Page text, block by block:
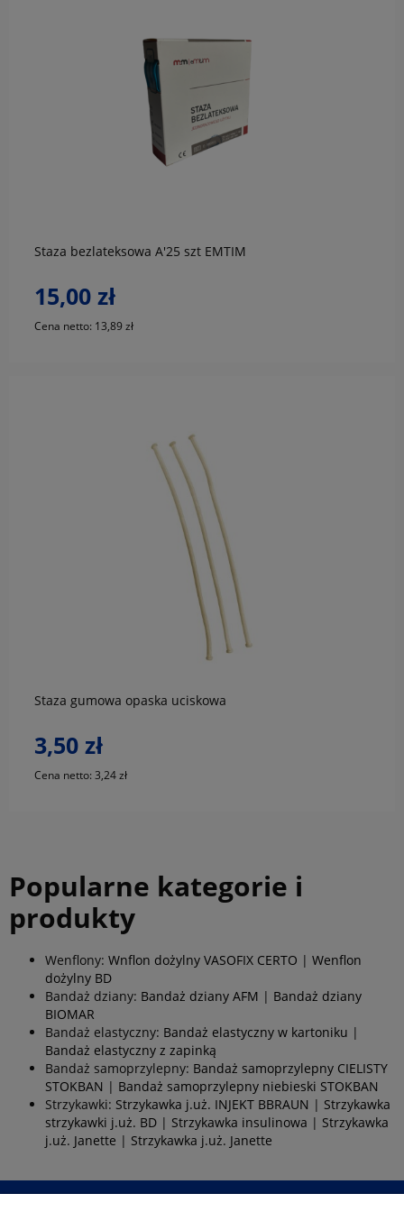
Staza bezlateksowa A'25 szt EMTIM
15,00 zł
Cena netto: 13,89 zł
Staza gumowa opaska uciskowa
3,50 zł
Cena netto: 3,24 zł
do koszyka
Popularne kategorie i
produkty
Wenflony: Wnflon dożylny VASOFIX CERTO | Wenflon
dożylny BD
Bandaż dziany: Bandaż dziany AFM | Bandaż dziany
BIOMAR
Bandaż elastyczny: Bandaż elastyczny w kartoniku |
Bandaż elastyczny z zapinką
Bandaż samoprzylepny: Bandaż samoprzylepny CIELISTY
STOKBAN | Bandaż samoprzylepny niebieski STOKBAN
Strzykawki: Strzykawka j.uż. INJEKT BBRAUN | Strzykawka
strzykawki j.uż. BD | Strzykawka insulinowa | Strzykawka
j.uż. Janette | Strzykawka j.uż. Janette